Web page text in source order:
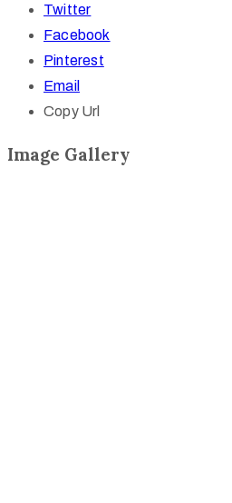
Twitter
Facebook
Pinterest
Email
Copy Url
Image Gallery